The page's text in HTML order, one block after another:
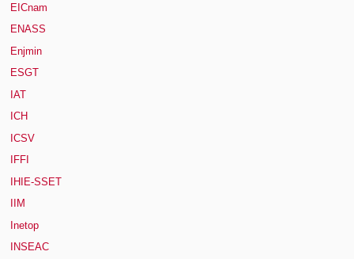
EICnam
ENASS
Enjmin
ESGT
IAT
ICH
ICSV
IFFI
IHIE-SSET
IIM
Inetop
INSEAC